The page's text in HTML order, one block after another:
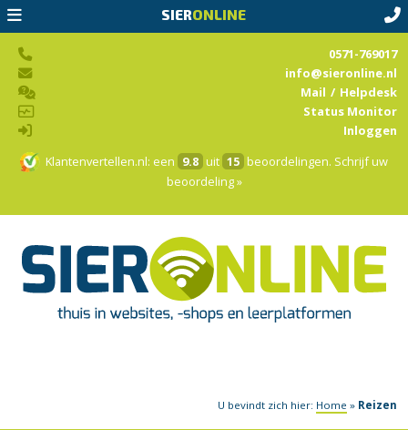
SIERONLINE
Klantenvertellen.nl: een 9.8 uit 15 beoordelingen. Schrijf uw
beoordeling »
0571-769017
info@sieronline.nl
Mail / Helpdesk
Status Monitor
Inloggen
U bevindt zich hier: Home » Reizen